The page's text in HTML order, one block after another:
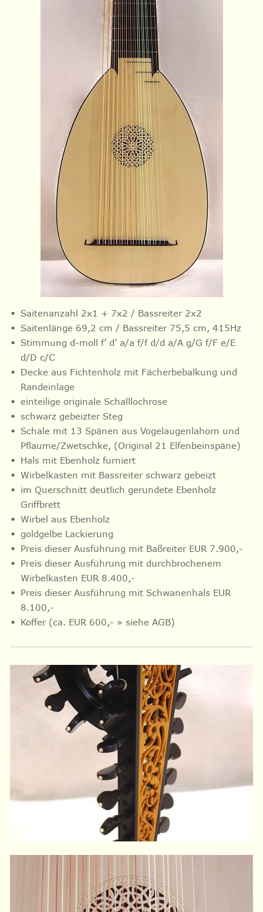
Saitenanzahl 2x1 + 7x2 / Bassreiter 2x2
Saitenlänge 69,2 cm / Bassreiter 75,5 cm, 415Hz
Stimmung d-moll f’ d’ a/a f/f d/d a/A g/G f/F e/E
d/D c/C
Decke aus Fichtenholz mit Fächerbebalkung und
Randeinlage
einteilige originale Schalllochrose
schwarz gebeizter Steg
Schale mit 13 Spänen aus Vogelaugenlahorn und
Pflaume/Zwetschke, (Original 21 Elfenbeinspäne)
Hals mit Ebenholz furniert
Wirbelkasten mit Bassreiter schwarz gebeizt
im Querschnitt deutlich gerundete Ebenholz
Griffbrett
Wirbel aus Ebenholz
goldgelbe Lackierung
Preis dieser Ausführung mit Baßreiter EUR 7.900,-
Preis dieser Ausführung mit durchbrochenem
Wirbelkasten EUR 8.400,-
Preis dieser Ausführung mit Schwanenhals EUR
8.100,-
Koffer (ca. EUR 600,- » siehe AGB)